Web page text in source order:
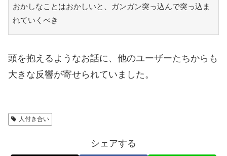
おかしなことはおかしいと、ガンガン突っ込んで突っ込ま
れていくべき
頭を抱えるようなお話に、他のユーザーたちからも
大きな反響が寄せられていました。
人付き合い
シェアする